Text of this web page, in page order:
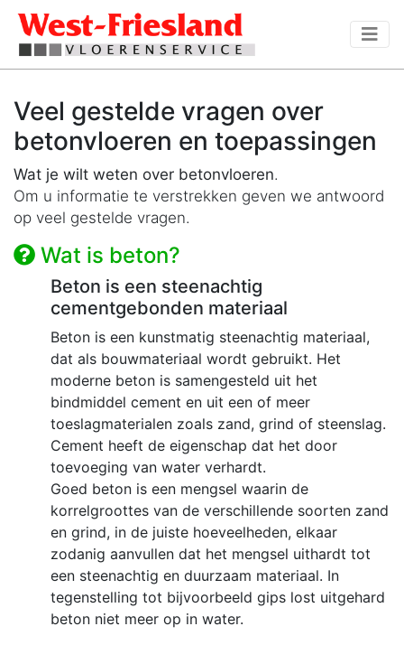
Veel gestelde vragen over
betonvloeren en toepassingen
Wat je wilt weten over betonvloeren.
Om u informatie te verstrekken geven we antwoord
op veel gestelde vragen.
Wat is beton?
Beton is een steenachtig
cementgebonden materiaal
Beton is een kunstmatig steenachtig materiaal,
dat als bouwmateriaal wordt gebruikt. Het
moderne beton is samengesteld uit het
bindmiddel cement en uit een of meer
toeslagmaterialen zoals zand, grind of steenslag.
Cement heeft de eigenschap dat het door
toevoeging van water verhardt.
Goed beton is een mengsel waarin de
korrelgroottes van de verschillende soorten zand
en grind, in de juiste hoeveelheden, elkaar
zodanig aanvullen dat het mengsel uithardt tot
een steenachtig en duurzaam materiaal. In
tegenstelling tot bijvoorbeeld gips lost uitgehard
beton niet meer op in water.